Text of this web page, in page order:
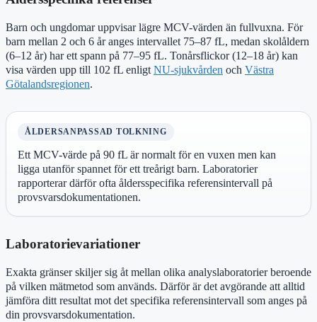
Barn och ungdomar uppvisar lägre MCV-värden än fullvuxna. För
barn mellan 2 och 6 år anges intervallet 75–87 fL, medan skolåldern
(6–12 år) har ett spann på 77–95 fL. Tonårsflickor (12–18 år) kan
visa värden upp till 102 fL enligtNU-sjukvården och Västra
Götalandsregionen.
ÅLDERSANPASSAD TOLKNING
Ett MCV-värde på 90 fL är normalt för en vuxen men kan
ligga utanför spannet för ett treårigt barn. Laboratorier
rapporterar därför ofta åldersspecifika referensintervall på
provsvarsdokumentationen.
Laboratorievariationer
Exakta gränser skiljer sig åt mellan olika analyslaboratorier beroende
på vilken mätmetod som används. Därför är det avgörande att alltid
jämföra ditt resultat mot det specifika referensintervall som anges på
din provsvarsdokumentation.